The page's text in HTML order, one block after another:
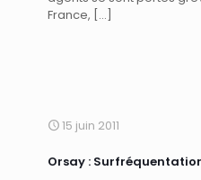
France, […]
15 juin 2011
Orsay :